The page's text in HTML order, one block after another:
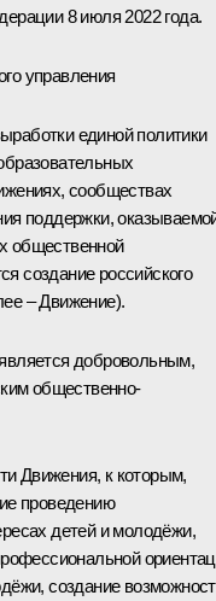
8 июля 2022 года.
управления
единой политики
сообществах
поддержки,
общественной
создание российского
– Движение).
добровольным,
общественно-
Движения, к которым,
проведению
детей и молодёжи,
создание